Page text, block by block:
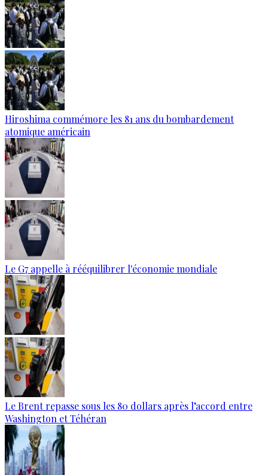
Hiroshima commémore les 81 ans du bombardement
atomique américain
Le G7 appelle à rééquilibrer l'économie mondiale
Le Brent repasse sous les 80 dollars après l’accord entre
Washington et Téhéran